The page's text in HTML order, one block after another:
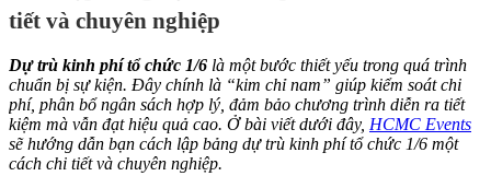
tiết và chuyên nghiệp
Dự trù kinh phí tổ chức 1/6 là một bước thiết yếu trong quá trình
chuẩn bị sự kiện. Đây chính là “kim chỉ nam” giúp kiểm soát chi
phí, phân bổ ngân sách hợp lý, đảm bảo chương trình diễn ra tiết
kiệm mà vẫn đạt hiệu quả cao. Ở bài viết dưới đây, HCMC Events
sẽ hướng dẫn bạn cách lập bảng dự trù kinh phí tổ chức 1/6 một
cách chi tiết và chuyên nghiệp.